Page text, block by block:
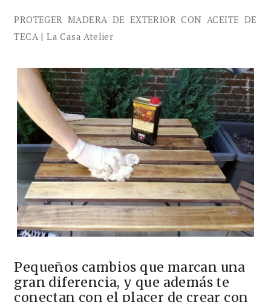
PROTEGER MADERA DE EXTERIOR CON ACEITE DE
TECA | La Casa Atelier
Pequeños cambios que marcan una
gran diferencia, y que además te
conectan con el placer de crear con